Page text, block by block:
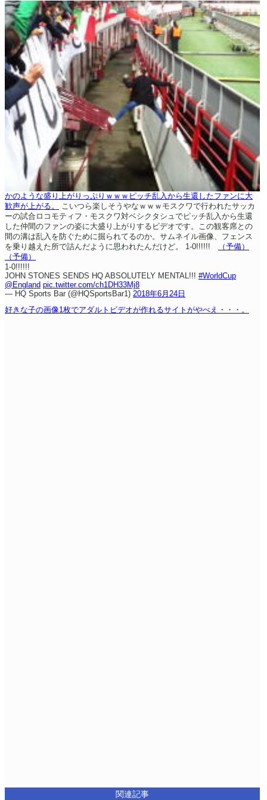
かのような盛り上がりっぷりｗｗｗピッチ乱入から生還したファンに大
歓声が上がる。
こいつら楽しそうやなｗｗｗモスクワで行われたサッカ
ーの試合ロコモティフ・モスクワ対ベシクタシュでピッチ乱入から生還
した仲間のファンの姿に大盛り上がりするビデオです。この観客席との
間の溝は乱入を防ぐために掘られてるのか。サムネイル画像、フェンス
を乗り越えた所で詰んだように思われたんだけど。
1-0!!!!!!
（予備）
（予備）
1-0!!!!!!
JOHN STONES SENDS HQ ABSOLUTELY MENTAL!!! #WorldCup
@England pic.twitter.com/ch1DH33Mj8
— HQ Sports Bar (@HQSportsBar1) 2018年6月24日
好きな子の画像1枚でアダルトビデオが作れるサイトがやべえ・・・。
関連記事